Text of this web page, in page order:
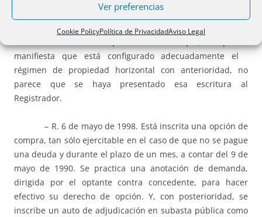
Ver preferencias
Cookie PolicyPolítica de PrivacidadAviso Legal
esto no sea materia calificable por el Registrador. Sólo se le
da la razón a éste en cuanto a la necesidad de que conste
manifiesta que está configurado adecuadamente el
régimen de propiedad horizontal con anterioridad, no
parece que se haya presentado esa escritura al
Registrador.
– R. 6 de mayo de 1998. Está inscrita una opción de
compra, tan sólo ejercitable en el caso de que no se pague
una deuda y durante el plazo de un mes, a contar del 9 de
mayo de 1990. Se practica una anotación de demanda,
dirigida por el optante contra concedente, para hacer
efectivo su derecho de opción. Y, con posterioridad, se
inscribe un auto de adjudicación en subasta pública como